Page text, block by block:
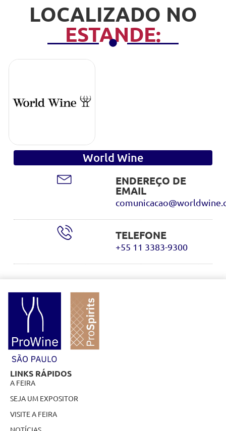
LOCALIZADO NO
ESTANDE:
World Wine
ENDEREÇO DE
EMAIL
TELEFONE
+55 11 3383-9300
LINKS RÁPIDOS
A FEIRA
SEJA UM EXPOSITOR
VISITE A FEIRA